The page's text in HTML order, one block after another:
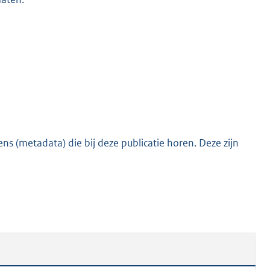
(metadata) die bij deze publicatie horen. Deze zijn